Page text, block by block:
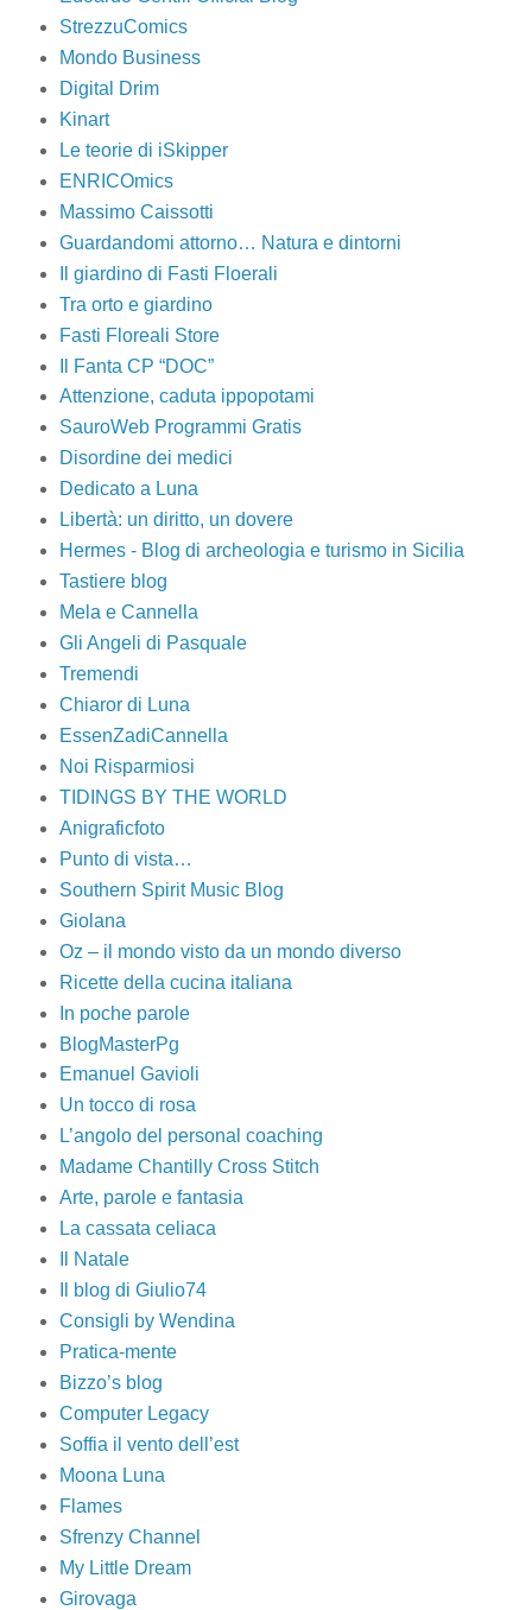
StrezzuComics
Mondo Business
Digital Drim
Kinart
Le teorie di iSkipper
ENRICOmics
Massimo Caissotti
Guardandomi attorno… Natura e dintorni
Il giardino di Fasti Floerali
Tra orto e giardino
Fasti Floreali Store
Il Fanta CP “DOC”
Attenzione, caduta ippopotami
SauroWeb Programmi Gratis
Disordine dei medici
Dedicato a Luna
Libertà: un diritto, un dovere
Hermes - Blog di archeologia e turismo in Sicilia
Tastiere blog
Mela e Cannella
Gli Angeli di Pasquale
Tremendi
Chiaror di Luna
EssenZadiCannella
Noi Risparmiosi
TIDINGS BY THE WORLD
Anigraficfoto
Punto di vista…
Southern Spirit Music Blog
Giolana
Oz – il mondo visto da un mondo diverso
Ricette della cucina italiana
In poche parole
BlogMasterPg
Emanuel Gavioli
Un tocco di rosa
L’angolo del personal coaching
Madame Chantilly Cross Stitch
Arte, parole e fantasia
La cassata celiaca
Il Natale
Il blog di Giulio74
Consigli by Wendina
Pratica-mente
Bizzo’s blog
Computer Legacy
Soffia il vento dell’est
Moona Luna
Flames
Sfrenzy Channel
My Little Dream
Girovaga